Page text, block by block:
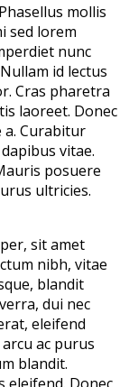
mollis
sed lorem
nunc
id lectus
Cras pharetra
laoreet. Donec
a. Curabitur
vitae.
posuere
ultricies.
sit amet
nibh, vitae
blandit
dui nec
eleifend
ac purus
blandit.